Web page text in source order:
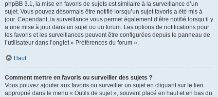
phpBB 3.1, la mise en favoris de sujets est similaire à la surveillance d’un
sujet. Vous pouvez désormais être notifié lorsqu’un sujet favoris a été mis à
jour. Cependant, la surveillance vous permet également d’être notifié lorsqu’il y
a une mise à jour dans un sujet ou un forum. Les options de notifications pour
les favoris et les surveillances peuvent être configurées depuis le panneau de
l’utilisateur dans l’onglet « Préférences du forum ».
Haut
Comment mettre en favoris ou surveiller des sujets ?
Vous pouvez ajouter aux favoris ou surveiller un sujet en cliquant sur le lien
approprié dans le menu « Outils de sujet », souvent placé en haut et en bas du